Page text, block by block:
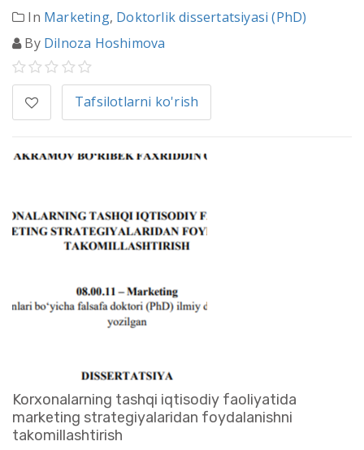
In Marketing, Doktorlik dissertatsiyasi (PhD)
By Dilnoza Hoshimova
Tafsilotlarni ko'rish
Korxonalarning tashqi iqtisodiy faoliyatida
marketing strategiyalaridan foydalanishni
takomillashtirish